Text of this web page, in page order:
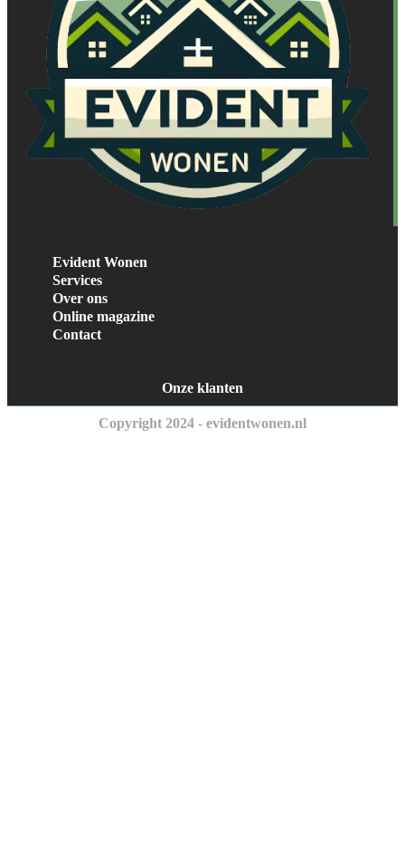
Evident Wonen
Services
Over ons
Online magazine
Contact
Onze klanten
Copyright 2024 - evidentwonen.nl